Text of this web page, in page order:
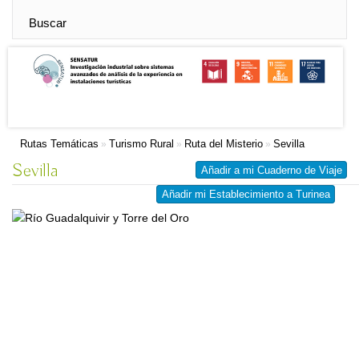
Buscar
Rutas Temáticas » Turismo Rural » Ruta del Misterio » Sevilla
Añadir a mi Cuaderno de Viaje
Añadir mi Establecimiento a Turinea
Sevilla